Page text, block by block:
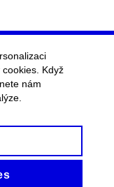
Když
nám